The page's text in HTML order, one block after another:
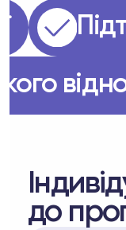
до